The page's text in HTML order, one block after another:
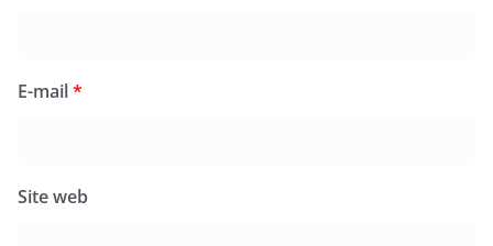
E-mail*
Site web